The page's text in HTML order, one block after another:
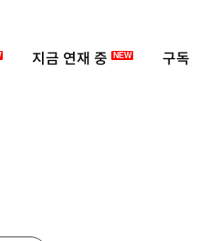
지금 연재 중 NEW 구독